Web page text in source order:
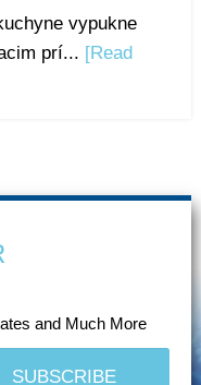
vypukne
prí... [Read
and Much More